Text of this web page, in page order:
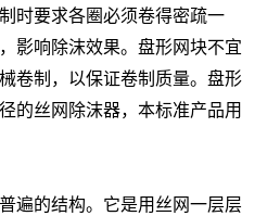
时要求各圈必须卷得密疏一
影响除沫效果。盘形网块不宜
卷制，以保证卷制质量。盘形
的丝网除沫器，本标准产品用
遍的结构。它是用丝网一层层